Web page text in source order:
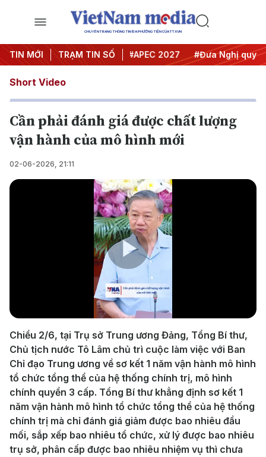
CHUYÊN TRANG THÔNG TIN ĐA PHƯƠNG TIỆN CỦA TTXVN
TIN MỚI TRẠM TIN SỐ
#Hội nghị Trung ương 3 #APEC 2027 #Đưa Nghị quyết
Short Video
Cần phải đánh giá được chất lượng
vận hành của mô hình mới
02-06-2026, 21:11
Play
Video
Chiều 2/6, tại Trụ sở Trung ương Đảng, Tổng Bí thư,
Chủ tịch nước Tô Lâm chủ trì cuộc làm việc với Ban
Chỉ đạo Trung ương về sơ kết 1 năm vận hành mô hình
tổ chức tổng thể của hệ thống chính trị, mô hình
chính quyền 3 cấp. Tổng Bí thư khẳng định sơ kết 1
năm vận hành mô hình tổ chức tổng thể của hệ thống
chính trị mà chỉ đánh giá giảm được bao nhiêu đầu
mối, sắp xếp bao nhiêu tổ chức, xử lý được bao nhiêu
trụ sở, phân cấp được bao nhiêu nhiệm vụ thì chưa